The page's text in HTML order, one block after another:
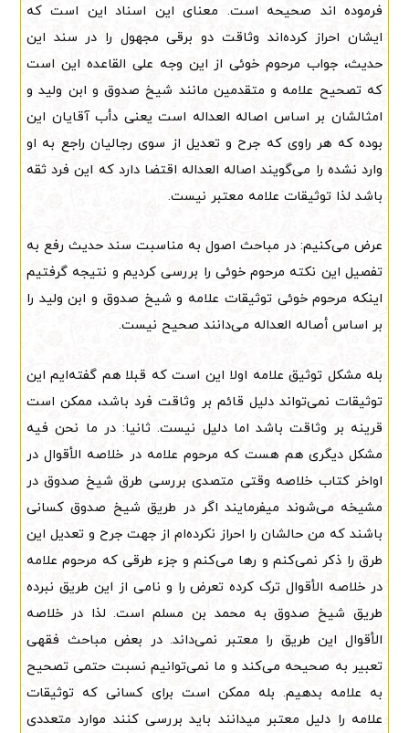
فرموده اند صحیحه است. معنای این اسناد این است که
ایشان احراز کرده‌اند وثاقت دو برقی مجهول را در سند این
حدیث، جواب مرحوم خوئی از این وجه علی القاعده این است
که تصحیح علامه و متقدمین مانند شیخ صدوق و ابن ولید و
امثالشان بر اساس اصاله العداله است یعنی دأب آقایان این
بوده که هر راوی که جرح و تعدیل از سوی رجالیان راجع به او
وارد نشده را می‌گویند اصاله العداله اقتضا دارد که این فرد ثقه
باشد لذا توثیقات علامه معتبر نیست.
عرض می‌کنیم: در مباحث اصول به مناسبت سند حدیث رفع به
تفصیل این نکته مرحوم خوئی را بررسی کردیم و نتیجه گرفتیم
اینکه مرحوم خوئی توثیقات علامه و شیخ صدوق و ابن ولید را
بر اساس أصاله العداله می‌دانند صحیح نیست.
بله مشکل توثیق علامه اولا این است که قبلا هم گفته‌ایم این
توثیقات نمی‌تواند دلیل قائم بر وثاقت فرد باشد، ممکن است
قرینه بر وثاقت باشد اما دلیل نیست. ثانیا: در ما نحن فیه
مشکل دیگری هم هست که مرحوم علامه در خلاصه الأقوال در
اواخر کتاب خلاصه وقتی متصدی بررسی طرق شیخ صدوق در
مشیخه می‌شوند میفرمایند اگر در طریق شیخ صدوق کسانی
باشند که من حالشان را احراز نکرده‌ام از جهت جرح و تعدیل این
طرق را ذکر نمی‌کنم و رها می‌کنم و جزء طرقی که مرحوم علامه
در خلاصه الأقوال ترک کرده تعرض را و نامی از این طریق نبرده
طریق شیخ صدوق به محمد بن مسلم است. لذا در خلاصه
الأقوال این طریق را معتبر نمی‌داند. در بعض مباحث فقهی
تعبیر به صحیحه می‌کند و ما نمی‌توانیم نسبت حتمی تصحیح
به علامه بدهیم. بله ممکن است برای کسانی که توثیقات
علامه را دلیل معتبر میدانند باید بررسی کنند موارد متعددی